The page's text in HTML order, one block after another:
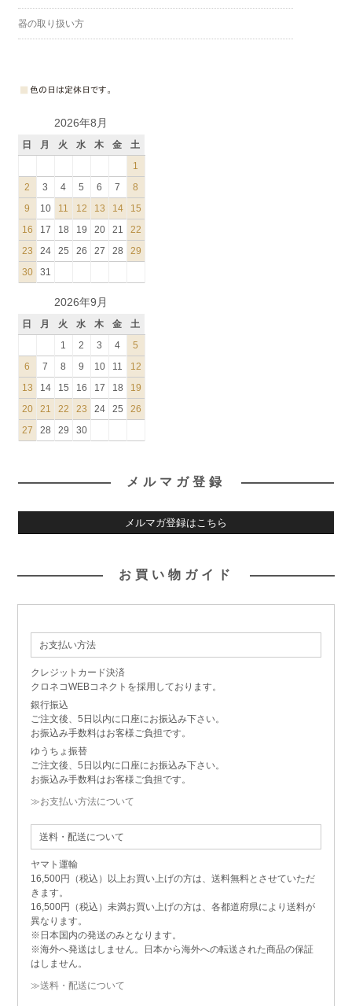
器の取り扱い方
2026年8月
日 月 火 水 木 金
土
1
2
3 4 5 6 7
8
9
10 11 12 13 14
15
16
17 18 19 20 21
22
23
24 25 26 27 28
29
30
31
2026年9月
日 月 火 水 木 金
土
1
2 3 4
5
6
7 8 9 10 11
12
13
14 15 16 17 18
19
20
21 22 23 24 25
26
27
28 29 30
メルマガ登録
メルマガ登録はこちら
お買い物ガイド
お支払い方法
クレジットカード決済
クロネコWEBコネクトを採用しております。
銀行振込
ご注文後、5日以内に口座にお振込み下さい。
お振込み手数料はお客様ご負担です。
ゆうちょ振替
ご注文後、5日以内に口座にお振込み下さい。
お振込み手数料はお客様ご負担です。
≫お支払い方法について
送料・配送について
ヤマト運輸
16,500円（税込）以上お買い上げの方は、送料無料とさせていただ
きます。
16,500円（税込）未満お買い上げの方は、各都道府県により送料が
異なります。
※日本国内の発送のみとなります。
※海外へ発送はしません。日本から海外への転送された商品の保証
はしません。
≫送料・配送について